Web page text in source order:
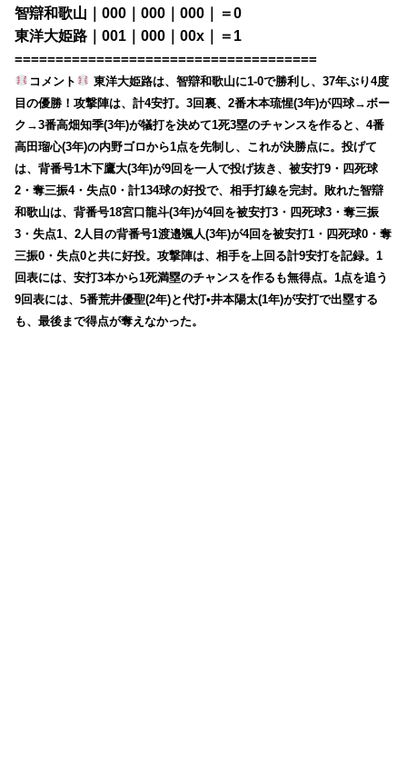
智辯和歌山｜000｜000｜000｜＝0
東洋大姫路｜001｜000｜00x｜＝1
=====================================
コメント
東洋大姫路は、智辯和歌山に1-0で勝利し、37年ぶり4度
目の優勝！攻撃陣は、計4安打。3回裏、2番木本琉惺(3年)が四球→ボー
ク→3番高畑知季(3年)が犠打を決めて1死3塁のチャンスを作ると、4番
高田瑠心(3年)の内野ゴロから1点を先制し、これが決勝点に。投げて
は、背番号1木下鷹大(3年)が9回を一人で投げ抜き、被安打9・四死球
2・奪三振4・失点0・計134球の好投で、相手打線を完封。敗れた智辯
和歌山は、背番号18宮口龍斗(3年)が4回を被安打3・四死球3・奪三振
3・失点1、2人目の背番号1渡邉颯人(3年)が4回を被安打1・四死球0・奪
三振0・失点0と共に好投。攻撃陣は、相手を上回る計9安打を記録。1
回表には、安打3本から1死満塁のチャンスを作るも無得点。1点を追う
9回表には、5番荒井優聖(2年)と代打•井本陽太(1年)が安打で出塁する
も、最後まで得点が奪えなかった。